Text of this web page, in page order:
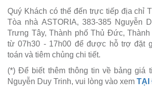
Quý Khách có thể đến trực tiếp địa chỉ
Tòa nhà ASTORIA, 383-385 Nguyễn
Trưng Tây, Thành phố Thủ Đức,
từ 07h30 - 17h00 để được hỗ trợ đặt
toán và tiêm chủng chi tiết.
(*) Để biết thêm thông tin về bảng giá
Nguyễn Duy Trinh, vui lòng vào xem TẠI